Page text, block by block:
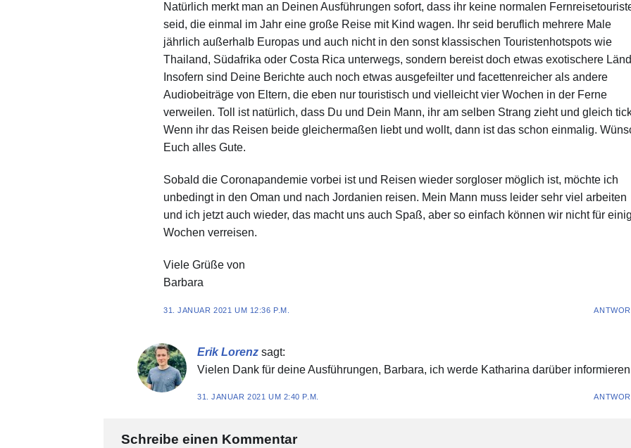
Natürlich merkt man an Deinen Ausführungen sofort, dass ihr keine normalen
seid, die einmal im Jahr eine große Reise mit Kind wagen. Ihr seid beruflich mehrere Male
jährlich außerhalb Europas und auch nicht in den sonst klassischen Touristenhotspots wie
Thailand, Südafrika oder Costa Rica unterwegs, sondern bereist doch etwas exotischere
Insofern sind Deine Berichte auch noch etwas ausgefeilter und facettenreicher als andere
Audiobeiträge von Eltern, die eben nur touristisch und vielleicht vier Wochen in der Ferne
verweilen. Toll ist natürlich, dass Du und Dein Mann, ihr am selben Strang zieht und gleich
Wenn ihr das Reisen beide gleichermaßen liebt und wollt, dann ist das schon einmalig.
Euch alles Gute.
Sobald die Coronapandemie vorbei ist und Reisen wieder sorgloser möglich ist, möchte ich
unbedingt in den Oman und nach Jordanien reisen. Mein Mann muss leider sehr viel arbeiten
und ich jetzt auch wieder, das macht uns auch Spaß, aber so einfach können wir nicht für
Wochen verreisen.
Viele Grüße von
Barbara
31. JANUAR 2021 UM 12:36 P.M.
Erik Lorenz sagt:
Vielen Dank für deine Ausführungen, Barbara, ich werde Katharina darüber informieren
31. JANUAR 2021 UM 2:40 P.M.
Schreibe einen Kommentar